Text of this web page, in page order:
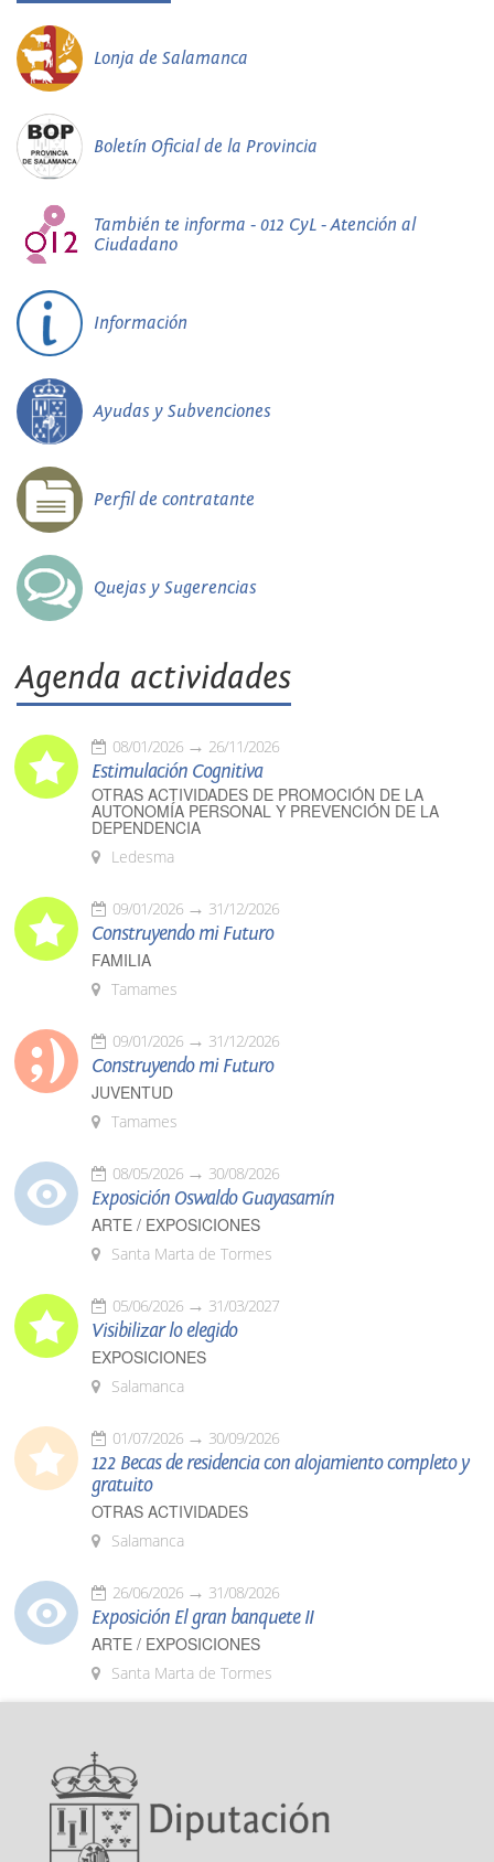
Lonja de Salamanca
Boletín Oficial de la Provincia
También te informa - 012 CyL - Atención al
Ciudadano
Información
Ayudas y Subvenciones
Perfil de contratante
Quejas y Sugerencias
Agenda actividades
08/01/2026 26/11/2026
Estimulación Cognitiva
OTRAS ACTIVIDADES DE PROMOCIÓN DE LA
AUTONOMÍA PERSONAL Y PREVENCIÓN DE LA
DEPENDENCIA
Ledesma
09/01/2026 31/12/2026
Construyendo mi Futuro
FAMILIA
Tamames
09/01/2026 31/12/2026
Construyendo mi Futuro
JUVENTUD
Tamames
08/05/2026 30/08/2026
Exposición Oswaldo Guayasamín
ARTE / EXPOSICIONES
Santa Marta de Tormes
05/06/2026 31/03/2027
Visibilizar lo elegido
EXPOSICIONES
Salamanca
01/07/2026 30/09/2026
122 Becas de residencia con alojamiento completo y
gratuito
OTRAS ACTIVIDADES
Salamanca
26/06/2026 31/08/2026
Exposición El gran banquete II
ARTE / EXPOSICIONES
Santa Marta de Tormes